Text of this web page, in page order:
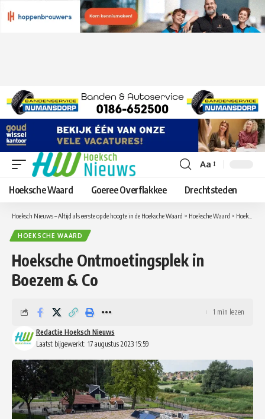
Lettergrootte
aanpassen
Aa
Hoeksche Waard Goeree Overflakkee Drechtsteden
Hoeksch Nieuws – Altijd als eerste op de hoogte in de Hoeksche Waard > Hoeksche Waard > Hoeksche Ontmoetingsplek in Boezem & Co
HOEKSCHE WAARD
Hoeksche Ontmoetingsplek in
Boezem & Co
Laatst bijgewerkt: 17 augustus 2023 15:59
Redactie Hoeksch Nieuws
1 min lezen